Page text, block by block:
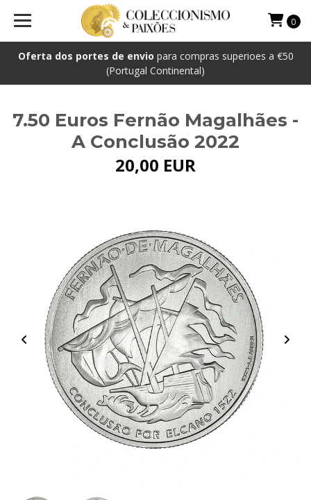
Oferta dos portes de envio para compras superioes a €50
(Portugal Continental)
0
7.50 Euros Fernão Magalhães -
A Conclusão 2022
20,00 EUR